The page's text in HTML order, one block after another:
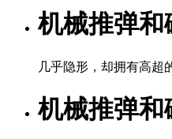
机械推弹和
几乎隐形，却拥有高超
机械推弹和